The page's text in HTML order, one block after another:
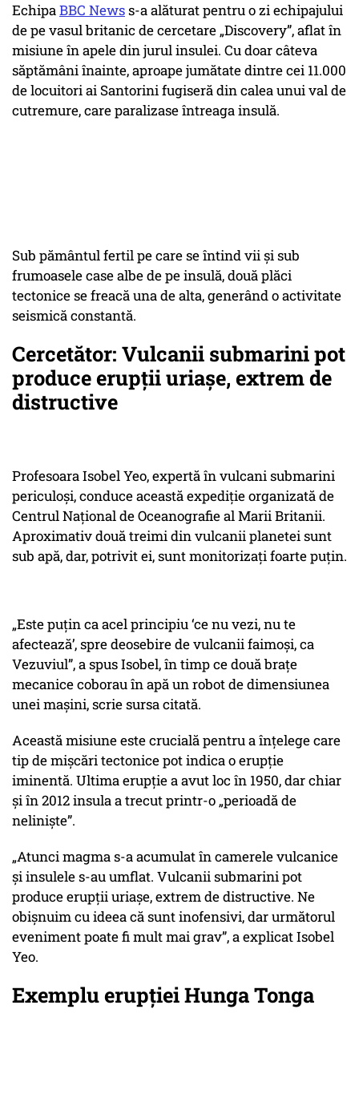
EchipaBBC Newss-a alăturat pentru o zi echipajului
de pe vasul britanic de cercetare „Discovery”, aflat în
misiune în apele din jurul insulei. Cu doar câteva
săptămâni înainte, aproape jumătate dintre cei 11.000
de locuitori ai Santorini fugiseră din calea unui val de
cutremure, care paralizase întreaga insulă.
Sub pământul fertil pe care se întind vii și sub
frumoasele case albe de pe insulă, două plăci
tectonice se freacă una de alta, generând o activitate
seismică constantă.
Cercetător: Vulcanii submarini pot
produce erupții uriașe, extrem de
distructive
Profesoara Isobel Yeo, expertă în vulcani submarini
periculoși, conduce această expediție organizată de
Centrul Național de Oceanografie al Marii Britanii.
Aproximativ două treimi din vulcanii planetei sunt
sub apă, dar, potrivit ei, sunt monitorizați foarte puțin.
„Este puțin ca acel principiu ‘ce nu vezi, nu te
afectează’, spre deosebire de vulcanii faimoși, ca
Vezuviul”, a spus Isobel, în timp ce două brațe
mecanice coborau în apă un robot de dimensiunea
unei mașini, scrie sursa citată.
Această misiune este crucială pentru a înțelege care
tip de mișcări tectonice pot indica o erupție
iminentă. Ultima erupție a avut loc în 1950, dar chiar
și în 2012 insula a trecut printr-o „perioadă de
neliniște”.
„Atunci magma s-a acumulat în camerele vulcanice
și insulele s-au umflat. Vulcanii submarini pot
produce erupții uriașe, extrem de distructive. Ne
obișnuim cu ideea că sunt inofensivi, dar următorul
eveniment poate fi mult mai grav”, a explicat Isobel
Yeo.
Exemplu erupției Hunga Tonga